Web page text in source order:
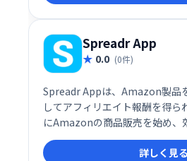
Spreadr App
0.0 (0件)
Spreadr Appは、Amazon製品
してアフィリエイト報酬を得ら
にAmazonの商品販売を始め、
を獲得できます。
詳しく見る